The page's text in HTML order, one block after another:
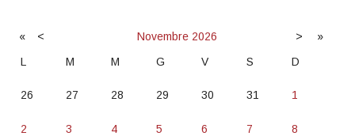
« < Novembre 2026 >
»
L
M M G V S D
26 27 28 29 30 31 1
2 3 4 5 6 7 8